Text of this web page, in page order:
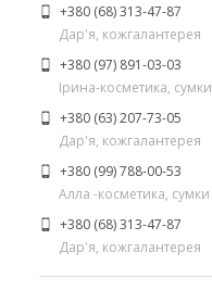
+380 (68) 313-47-87
Дар'я, кожгалантерея
+380 (97) 891-03-03
Ірина-косметика, сумки
+380 (63) 207-73-05
Дар'я, кожгалантерея
+380 (99) 788-00-53
Алла -косметика, сумки
+380 (68) 313-47-87
Дар'я, кожгалантерея